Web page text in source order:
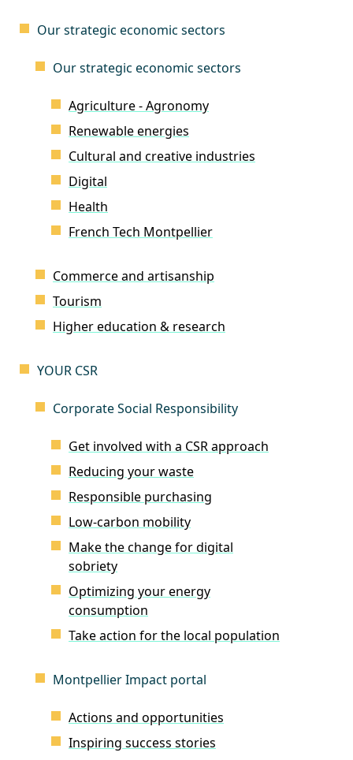
Our strategic economic sectors
Our strategic economic sectors
Agriculture - Agronomy
Renewable energies
Cultural and creative industries
Digital
Health
French Tech Montpellier
Commerce and artisanship
Tourism
Higher education & research
YOUR CSR
Corporate Social Responsibility
Get involved with a CSR approach
Reducing your waste
Responsible purchasing
Low-carbon mobility
Make the change for digital
sobriety
Optimizing your energy
consumption
Take action for the local population
Montpellier Impact portal
Actions and opportunities
Inspiring success stories